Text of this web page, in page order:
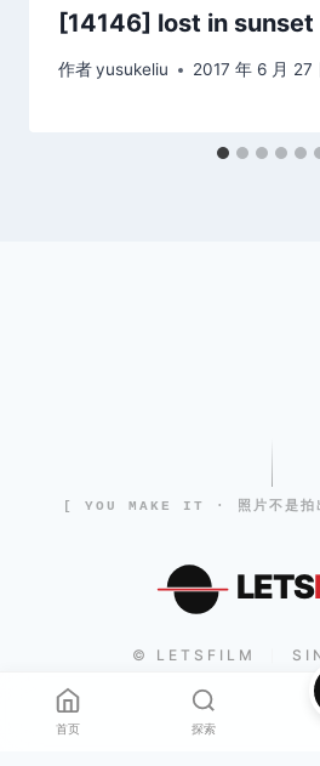
[14146] lost in sunset
作者yusukeliu 2017 年 6 月 27
[ YOU MAKE IT · 照片不是拍
LETS
© LETSFILM
首页 探索